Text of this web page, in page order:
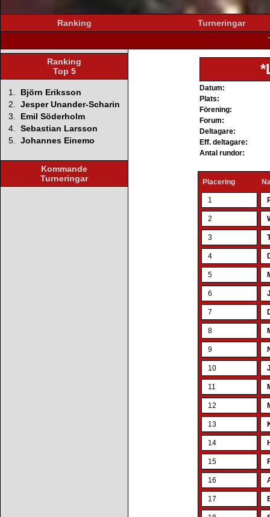
Ranking
Turneringar
Ranking
Top 5
1.
Björn Eriksson
2. Jesper Unander-Scharin
3.
Emil Söderholm
4. Sebastian Larsson
5. Johannes Einemo
Kommande
Turneringar
Datum:
Plats:
Förening:
Forum:
Deltagare:
Eff. deltagare:
Antal rundor:
Placering
1
2
3
4
5
6
7
8
9
10
11
12
13
14
15
16
17